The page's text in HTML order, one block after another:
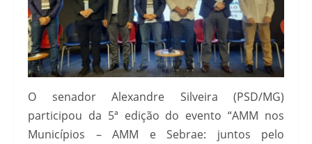
O senador Alexandre Silveira (PSD/MG)
participou da 5ª edição do evento “AMM nos
Municípios – AMM e Sebrae: juntos pelo